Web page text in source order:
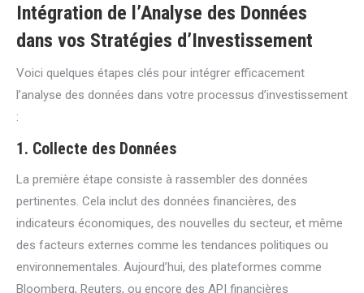
Intégration de l’Analyse des Données
dans vos Stratégies d’Investissement
Voici quelques étapes clés pour intégrer efficacement
l’analyse des données dans votre processus d’investissement
:
1. Collecte des Données
La première étape consiste à rassembler des données
pertinentes. Cela inclut des données financières, des
indicateurs économiques, des nouvelles du secteur, et même
des facteurs externes comme les tendances politiques ou
environnementales. Aujourd’hui, des plateformes comme
Bloomberg, Reuters, ou encore des API financières